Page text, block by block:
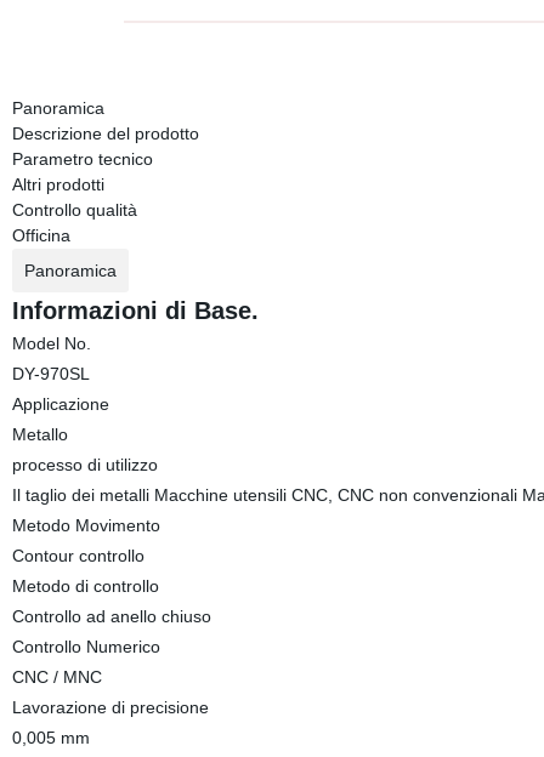
Panoramica
Descrizione del prodotto
Parametro tecnico
Altri prodotti
Controllo qualità
Officina
Panoramica
Informazioni di Base.
Model No.
DY-970SL
Applicazione
Metallo
processo di utilizzo
Il taglio dei metalli Macchine utensili CNC, CNC non convenzionali
Metodo Movimento
Contour controllo
Metodo di controllo
Controllo ad anello chiuso
Controllo Numerico
CNC / MNC
Lavorazione di precisione
0,005 mm